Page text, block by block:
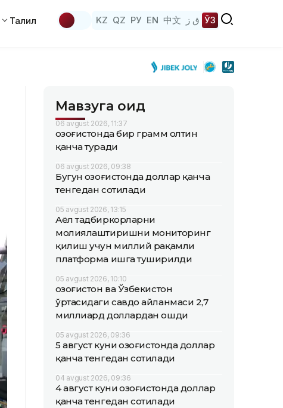
Таҳлил KZ QZ РУ EN 中文 ق ز ЎЗ
Мавзуга оид
06 avgust 2026, 11:37
Қозоғистонда бир грамм олтин
қанча туради
06 avgust 2026, 09:38
Бугун Қозоғистонда доллар қанча
тенгедан сотилади
05 avgust 2026, 13:15
Аёл тадбиркорларни
молиялаштиришни мониторинг
қилиш учун миллий рақамли
платформа ишга туширилди
05 avgust 2026, 10:10
Қозоғистон ва Ўзбекистон
ўртасидаги савдо айланмаси 2,7
миллиард доллардан ошди
05 avgust 2026, 09:36
5 август куни Қозоғистонда доллар
қанча тенгедан сотилади
04 avgust 2026, 09:36
4 август куни Қозоғистонда доллар
қанча тенгедан сотилади